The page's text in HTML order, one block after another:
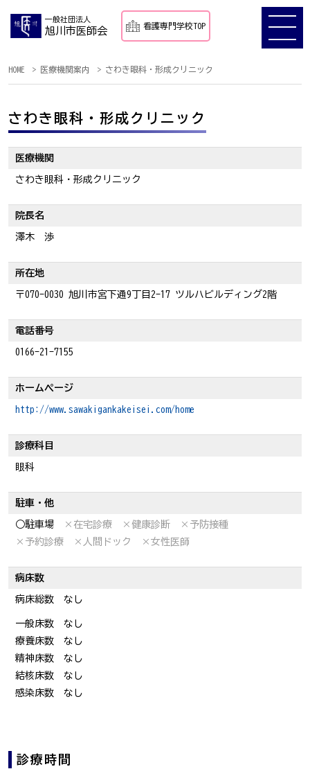
一般社団法人
旭川市医師会 看護専門学校TOP
HOME 医療機関案内 さわき眼科・形成クリニック
さわき眼科・形成クリニック
医療機関
さわき眼科・形成クリニック
院長名
澤木 渉
所在地
〒070-0030 旭川市宮下通9丁目2-17 ツルハビルディング2階
電話番号
0166-21-7155
ホームページ
http://www.sawakigankakeisei.com/home
診療科目
眼科
駐車・他
○駐車場 ×在宅診療 ×健康診断
×予防接種
×予約診療
×人間ドック ×女性医師
病床数
病床総数 なし
一般床数 なし
療養床数 なし
精神床数 なし
結核床数 なし
感染床数 なし
診療時間